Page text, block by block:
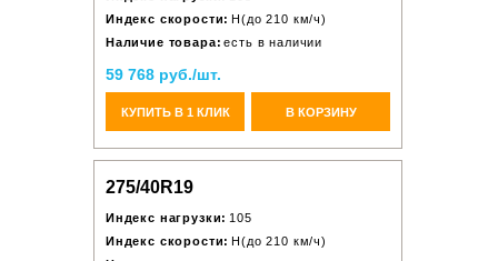
Индекс скорости: H(до 210 км/ч)
Наличие товара: есть в наличии
59 768 руб./шт.
КУПИТЬ В 1 КЛИК В КОРЗИНУ
275/40R19
Индекс нагрузки: 105
Индекс скорости: H(до 210 км/ч)